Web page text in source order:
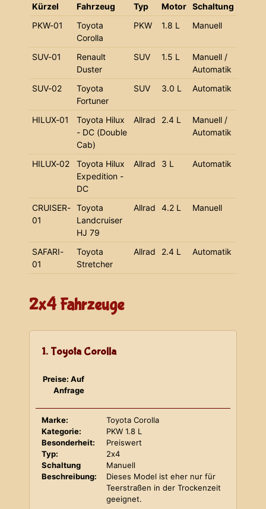
Kürzel Fahrzeug Typ Motor Schaltung
PKW-01
Toyota
Corolla
PKW 1.8 L Manuell
SUV-01
Renault
Duster
SUV 1.5 L
Manuell /
Automatik
SUV-02
Toyota
Fortuner
SUV 3.0 L Automatik
HILUX-01
Toyota Hilux
- DC (Double
Cab)
Allrad 2.4 L
Manuell /
Automatik
HILUX-02
Toyota Hilux
Expedition -
DC
Allrad 3 L Automatik
CRUISER-
01
Toyota
Landcruiser
HJ 79
Allrad 4.2 L Manuell
SAFARI-
01
Toyota
Stretcher
Allrad 2.4 L Automatik
2x4 Fahrzeuge
1. Toyota Corolla
Preise: Auf
Anfrage
Marke:
Toyota Corolla
Kategorie:
PKW 1.8 L
Besonderheit:
Preiswert
Typ:
2x4
Schaltung
Manuell
Beschreibung:
Dieses Model ist eher nur für
Teerstraßen in der Trockenzeit
geeignet.